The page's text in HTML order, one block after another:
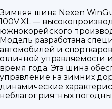
Зимняя шина Nexen
100V XL —
южнокорейского
Модель разработана
автомобилей и
отличной управляемости
время года. Эта шина
управление на зимних
динамические
неблагоприятных